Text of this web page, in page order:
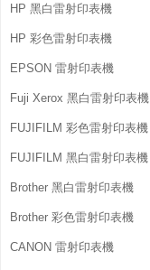
HP 黑白雷射印表機
HP 彩色雷射印表機
EPSON 雷射印表機
Fuji Xerox 黑白雷射印表機
FUJIFILM 彩色雷射印表機
FUJIFILM 黑白雷射印表機
Brother 黑白雷射印表機
Brother 彩色雷射印表機
CANON 雷射印表機